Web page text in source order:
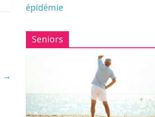
→
épidémie
Seniors